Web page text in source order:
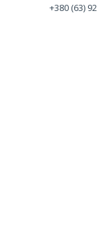
+380 (63)